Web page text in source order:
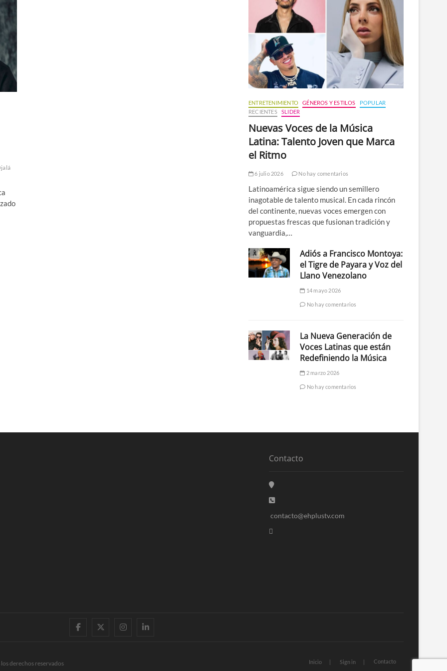
n
ú
ENTRETENIMIENTO GÉNEROS Y ESTILOS
POPULAR
RECIENTES
SLIDER
Nuevas Voces de la Música
Latina: Talento Joven que Marca
el Ritmo
6 julio 2026 No hay comentarios
Latinoamérica sigue siendo un semillero
inagotable de talento musical. En cada rincón
del continente, nuevas voces emergen con
propuestas frescas que fusionan tradición y
vanguardia,…
Adiós a Francisco Montoya:
el Tigre de Payara y Voz del
Llano Venezolano
14 mayo 2026
No hay comentarios
La Nueva Generación de
Voces Latinas que están
Redefiniendo la Música
2 marzo 2026
No hay comentarios
Contacto
contacto@ehplustv.com
facebooktwitterinstagram
linkedin
Inicio Sign in Contacto
derechos reservados